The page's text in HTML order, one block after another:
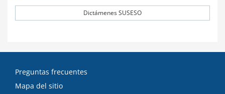
Dictámenes SUSESO
Preguntas frecuentes
Mapa del sitio